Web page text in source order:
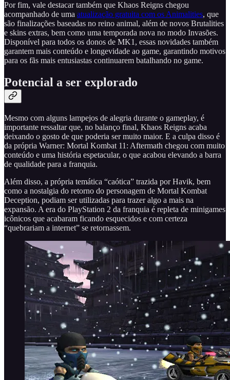
Por fim, vale destacar também que Khaos Reigns chegou
acompanhado de uma atualização gratuita com os Animalities, que
são finalizações baseadas no reino animal, além de novos Brutalities
e skins extras, bem como uma temporada nova no modo Invasões.
Disponível para todos os donos de MK1, essas novidades também
garantem mais conteúdo e longevidade ao game, garantindo motivos
para os fãs mais entusiastas continuarem batalhando no game.
Potencial a ser explorado
Mesmo com alguns lampejos de alegria durante o gameplay, é
importante ressaltar que, no balanço final, Khaos Reigns acaba
deixando o gosto de que poderia ser muito maior. E a culpa disso é
da própria Warner: Mortal Kombat 11: Aftermath chegou com muito
conteúdo e uma história espetacular, o que acabou elevando a barra
de qualidade para a franquia.
Além disso, a própria temática “caótica” trazida por Havik, bem
como a nostalgia do retorno do personagem de Mortal Kombat
Deception, podiam ser utilizadas para trazer algo a mais na
expansão. A era do PlayStation 2 da franquia é repleta de minigames
icônicos que acabaram ficando esquecidos e com certeza
“quebrariam a internet” se retornassem.